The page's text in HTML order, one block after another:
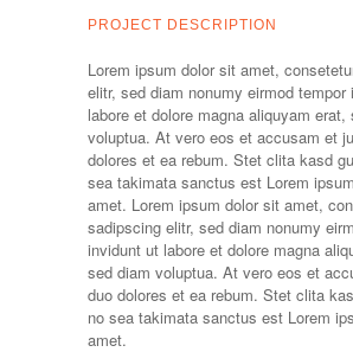
PROJECT DESCRIPTION
Lorem ipsum dolor sit amet,
elitr, sed diam nonumy eirmod tempor
labore et dolore magna aliquyam erat,
voluptua. At vero eos et accusam et
dolores et ea rebum. Stet clita kasd
sea takimata sanctus est Lorem
amet. Lorem ipsum dolor sit amet,
sadipscing elitr, sed diam nonumy
invidunt ut labore et dolore magna
sed diam voluptua. At vero eos et
duo dolores et ea rebum. Stet clita
no sea takimata sanctus est Lorem
amet.